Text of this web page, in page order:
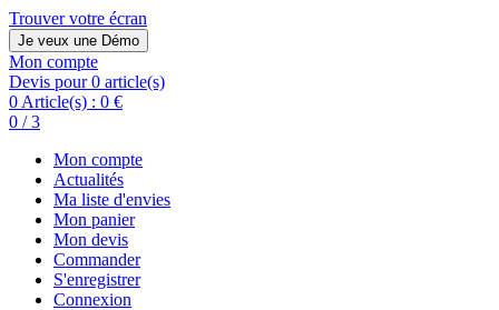
Trouver votre écran
Je veux une Démo
Mon compte
Devis pour 0 article(s)
0 Article(s) : 0 €
0 / 3
Mon compte
Actualités
Ma liste d'envies
Mon panier
Mon devis
Commander
S'enregistrer
Connexion